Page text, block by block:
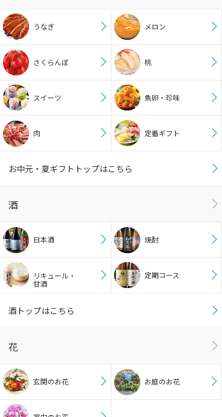
うなぎ メロン
さくらんぼ 桃
スイーツ 魚卵・珍味
肉 定番ギフト
お中元・夏ギフトトップはこちら
酒
日本酒 焼酎
リキュール・
甘酒
定期コース
酒トップはこちら
花
玄関のお花 お庭のお花